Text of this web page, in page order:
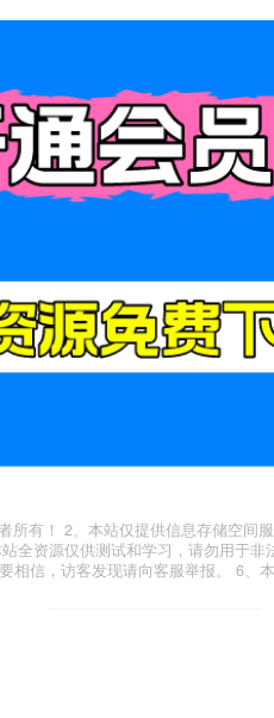
所有！ 2、本站仅提供信息存储空
全资源仅供测试和学习，请勿用于
相信，访客发现请向客服举报。 6